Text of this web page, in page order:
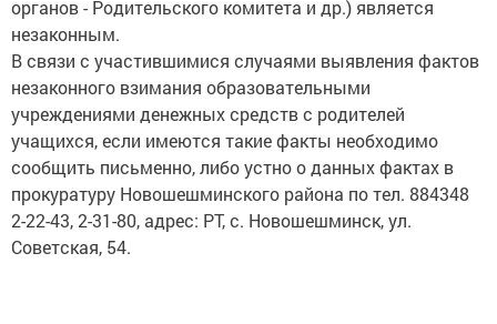
органов - Родительского комитета и др.) является
незаконным.
В связи с участившимися случаями выявления фактов
незаконного взимания образовательными
учреждениями денежных средств с родителей
учащихся, если имеются такие факты необходимо
сообщить письменно, либо устно о данных фактах в
прокуратуру Новошешминского района по тел. 884348
2-22-43, 2-31-80, адрес: РТ, с. Новошешминск, ул.
Советская, 54.